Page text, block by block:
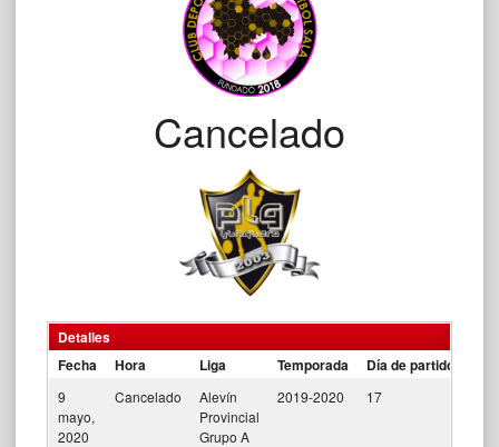
Cancelado
Detalles
Fecha
Hora Liga Temporada Día de partido
9
mayo,
2020
Cancelado
Alevín
Provincial
Grupo A
2019-2020 17